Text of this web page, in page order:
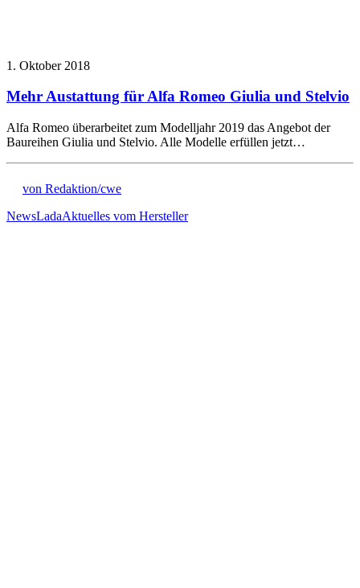
1. Oktober 2018
Mehr Austattung für Alfa Romeo Giulia und Stelvio
Alfa Romeo überarbeitet zum Modelljahr 2019 das Angebot der
Baureihen Giulia und Stelvio. Alle Modelle erfüllen jetzt…
von Redaktion/cwe
NewsLadaAktuelles vom Hersteller